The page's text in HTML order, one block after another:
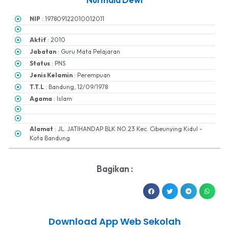
NIP : 197809122010012011
Aktif : 2010
Jabatan : Guru Mata Pelajaran
Status : PNS
Jenis Kelamin : Perempuan
T.T.L : Bandung, 12/09/1978
Agama : Islam
Alamat : JL. JATIHANDAP BLK NO.23 Kec. Cibeunying Kidul -
Kota Bandung
Bagikan :
Download App Web Sekolah